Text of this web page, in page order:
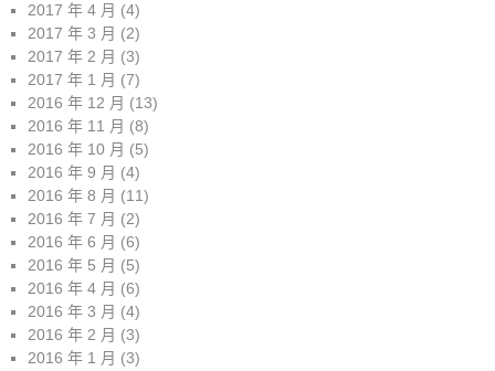
2017 年 4 月 (4)
2017 年 3 月 (2)
2017 年 2 月 (3)
2017 年 1 月 (7)
2016 年 12 月 (13)
2016 年 11 月 (8)
2016 年 10 月 (5)
2016 年 9 月 (4)
2016 年 8 月 (11)
2016 年 7 月 (2)
2016 年 6 月 (6)
2016 年 5 月 (5)
2016 年 4 月 (6)
2016 年 3 月 (4)
2016 年 2 月 (3)
2016 年 1 月 (3)